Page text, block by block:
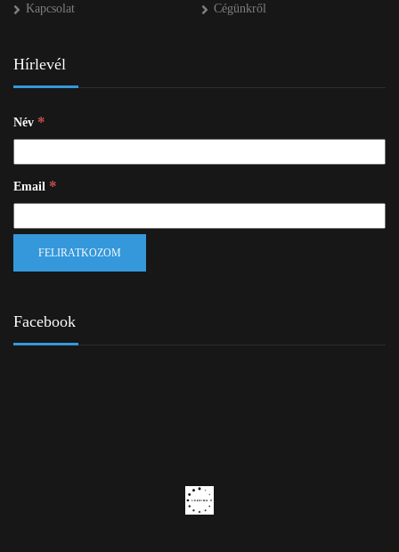
Kapcsolat Cégünkről
Hírlevél
Név *
Email *
Facebook